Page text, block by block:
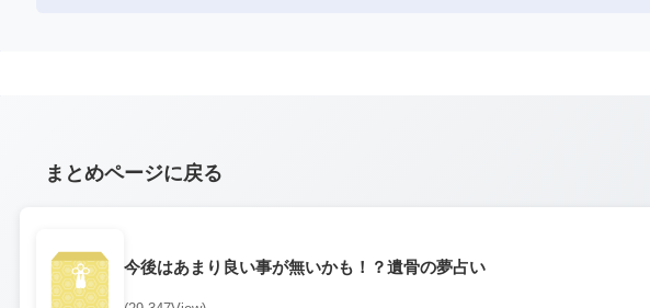
まとめページに戻る
今後はあまり良い事が無いかも！？遺骨の夢占い